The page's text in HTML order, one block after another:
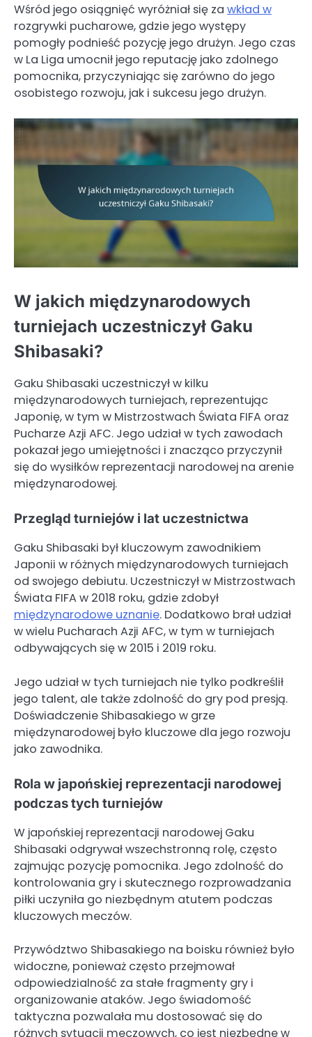
Wśród jego osiągnięć wyróżniał się za wkład w
rozgrywki pucharowe, gdzie jego występy
pomogły podnieść pozycję jego drużyn. Jego czas
w La Liga umocnił jego reputację jako zdolnego
pomocnika, przyczyniając się zarówno do jego
osobistego rozwoju, jak i sukcesu jego drużyn.
W jakich międzynarodowych
turniejach uczestniczył Gaku
Shibasaki?
Gaku Shibasaki uczestniczył w kilku
międzynarodowych turniejach, reprezentując
Japonię, w tym w Mistrzostwach Świata FIFA oraz
Pucharze Azji AFC. Jego udział w tych zawodach
pokazał jego umiejętności i znacząco przyczynił
się do wysiłków reprezentacji narodowej na arenie
międzynarodowej.
Przegląd turniejów i lat uczestnictwa
Gaku Shibasaki był kluczowym zawodnikiem
Japonii w różnych międzynarodowych turniejach
od swojego debiutu. Uczestniczył w Mistrzostwach
Świata FIFA w 2018 roku, gdzie zdobył
międzynarodowe uznanie. Dodatkowo brał udział
w wielu Pucharach Azji AFC, w tym w turniejach
odbywających się w 2015 i 2019 roku.
Jego udział w tych turniejach nie tylko podkreślił
jego talent, ale także zdolność do gry pod presją.
Doświadczenie Shibasakiego w grze
międzynarodowej było kluczowe dla jego rozwoju
jako zawodnika.
Rola w japońskiej reprezentacji narodowej
podczas tych turniejów
W japońskiej reprezentacji narodowej Gaku
Shibasaki odgrywał wszechstronną rolę, często
zajmując pozycję pomocnika. Jego zdolność do
kontrolowania gry i skutecznego rozprowadzania
piłki uczyniła go niezbędnym atutem podczas
kluczowych meczów.
Przywództwo Shibasakiego na boisku również było
widoczne, ponieważ często przejmował
odpowiedzialność za stałe fragmenty gry i
organizowanie ataków. Jego świadomość
taktyczna pozwalała mu dostosować się do
różnych sytuacji meczowych, co jest niezbędne w